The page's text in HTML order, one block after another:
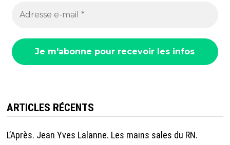
ARTICLES RÉCENTS
L’Après. Jean Yves Lalanne. Les mains sales du RN.